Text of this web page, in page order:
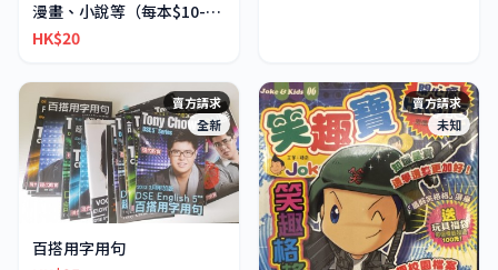
漫畫、小說等（每本$10-30不等）
HK$20
賣方請求
全新
百搭用字用句
賣方請求
未知